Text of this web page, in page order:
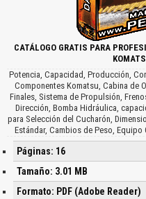
CATÁLOGO GRATIS PARA
Potencia, Capacidad, Producción,
Componentes Komatsu, Cabina de
Finales, Sistema de Propulsión,
Dirección, Bomba Hidráulica,
para Selección del Cucharón,
Estándar, Cambios de Peso, Equipo
Páginas: 16
Tamaño: 3.01 MB
Formato: PDF (Adobe Reader)